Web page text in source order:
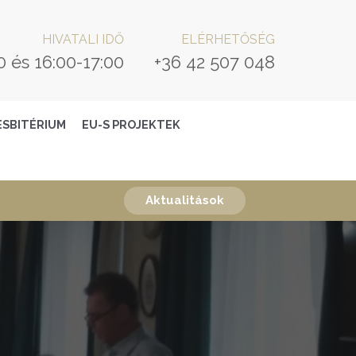
HIVATALI IDŐ
és 16:00-17:00
ELÉRHETŐSÉG
+36 42 507 048
EU-S PROJEKTEK
Aktualitások